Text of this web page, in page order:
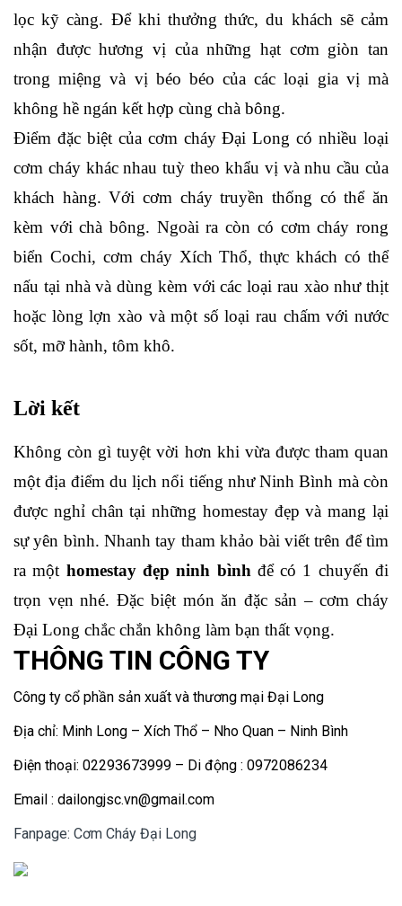
lọc kỹ càng. Để khi thưởng thức, du khách sẽ cảm
nhận được hương vị của những hạt cơm giòn tan
trong miệng và vị béo béo của các loại gia vị mà
không hề ngán kết hợp cùng chà bông.
Điểm đặc biệt của cơm cháy Đại Long có nhiều loại
cơm cháy khác nhau tuỳ theo khẩu vị và nhu cầu của
khách hàng. Với cơm cháy truyền thống có thể ăn
kèm với chà bông. Ngoài ra còn có cơm cháy rong
biển Cochi, cơm cháy Xích Thổ, thực khách có thể
nấu tại nhà và dùng kèm với các loại rau xào như thịt
hoặc lòng lợn xào và một số loại rau chấm với nước
sốt, mỡ hành, tôm khô.
Lời kết
Không còn gì tuyệt vời hơn khi vừa được tham quan
một địa điểm du lịch nổi tiếng như Ninh Bình mà còn
được nghỉ chân tại những homestay đẹp và mang lại
sự yên bình. Nhanh tay tham khảo bài viết trên để tìm
ra một homestay đẹp ninh bình để có 1 chuyến đi
trọn vẹn nhé. Đặc biệt món ăn đặc sản – cơm cháy
Đại Long chắc chắn không làm bạn thất vọng.
THÔNG TIN CÔNG TY
Công ty cổ phần sản xuất và thương mại Đại Long
Địa chỉ: Minh Long – Xích Thổ – Nho Quan – Ninh Bình
Điện thoại: 02293673999 – Di động : 0972086234
Email : dailongjsc.vn@gmail.com
Fanpage: Cơm Cháy Đại Long